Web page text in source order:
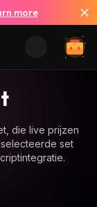
more
die live prijzen
set